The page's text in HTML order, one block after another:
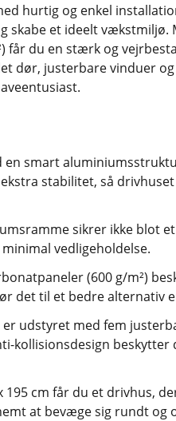
hurtig og enkel
skabe et ideelt vækstmiljø.
får du en stærk og
dør, justerbare vinduer
en smart
stabilitet, så
sikrer ikke blot
vedligeholdelse.
(600 g/m²)
det til et bedre alternativ
udstyret med fem
kollisionsdesign beskytter
195 cm får du et drivhus,
at bevæge sig rundt og